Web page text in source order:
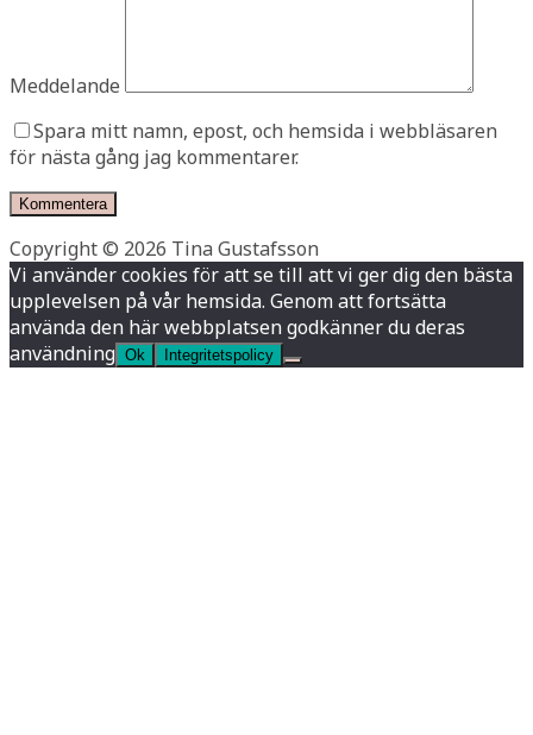
Meddelande
Spara mitt namn, epost, och hemsida i webbläsaren
för nästa gång jag kommentarer.
Copyright © 2026 Tina Gustafsson
Vi använder cookies för att se till att vi ger dig den bästa
upplevelsen på vår hemsida. Genom att fortsätta
använda den här webbplatsen godkänner du deras
användning Ok Integritetspolicy